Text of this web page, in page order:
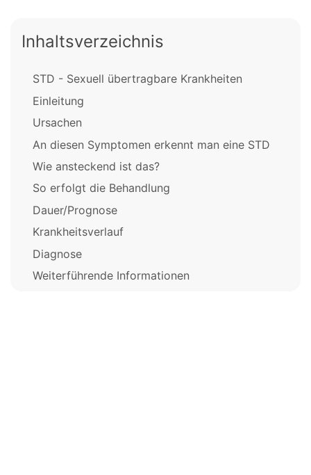
Inhaltsverzeichnis
STD - Sexuell übertragbare Krankheiten
Einleitung
Ursachen
An diesen Symptomen erkennt man eine STD
Wie ansteckend ist das?
So erfolgt die Behandlung
Dauer/Prognose
Krankheitsverlauf
Diagnose
Weiterführende Informationen